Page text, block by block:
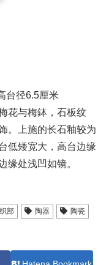
台径6.5厘米
花与梅鉢，石板纹
。上施的长石釉较为
低矮宽大，高台边缘
缘处浅凹如镜。
织部 陶器 陶瓷